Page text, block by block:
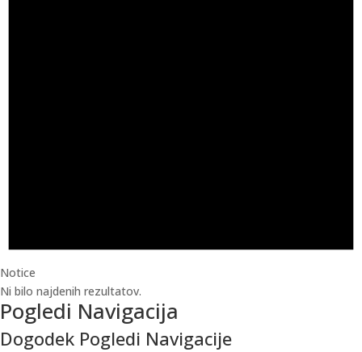
Notice
Ni bilo najdenih rezultatov.
Pogledi Navigacija
Dogodek Pogledi Navigacije